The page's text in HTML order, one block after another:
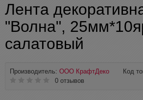
Лента
"Волна",
салатовый
Производитель: ООО КрафтДеко Код
0 отзывов